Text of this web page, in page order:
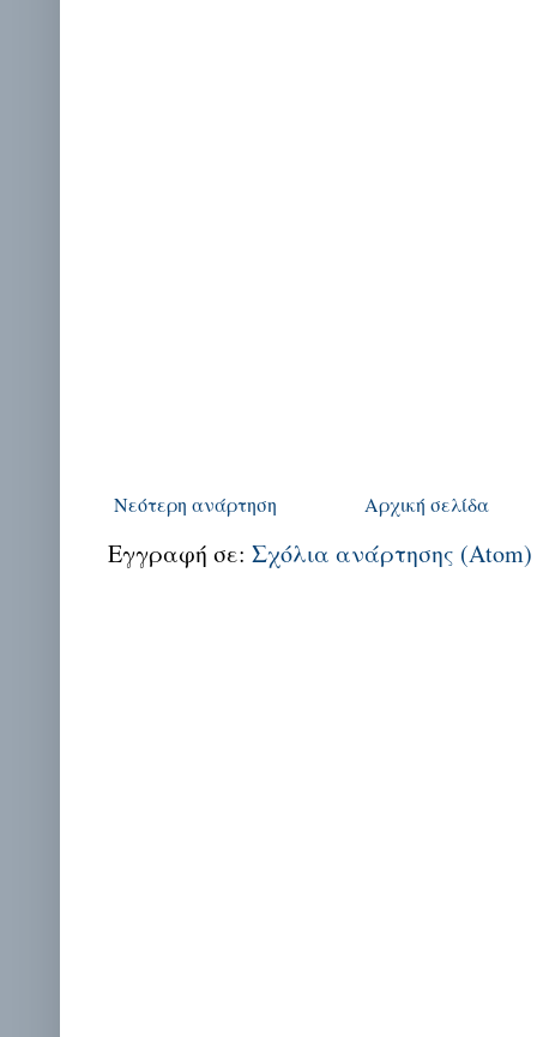
Νεότερη ανάρτηση Αρχική σελίδα
Εγγραφή σε: Σχόλια ανάρτησης (Atom)